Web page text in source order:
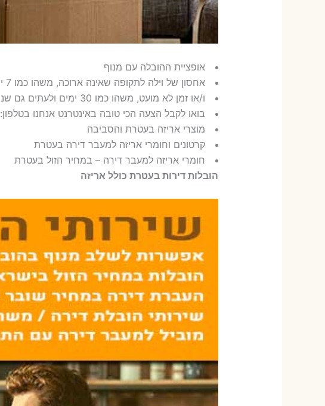
אופציית ההובלה עם מנוף
אחסון של וילה לתקופה שאינה ארוכה, משהו כמו 7 ימים
ו/או זמן לא מועט, משהו כמו 30 ימים ולעתים גם שנה
בואו לקבל הצעה הכי טובה באינטרנט אנחנו בטלפון:
מוצרי אריזה בעטרת והסביבה
קרטונים וחומרי אריזה למעבר דירה בעטרת
חומרי אריזה למעבר דירה – במחיר הזול בעטרת
הובלות דירות בעטרת כולל אריזה